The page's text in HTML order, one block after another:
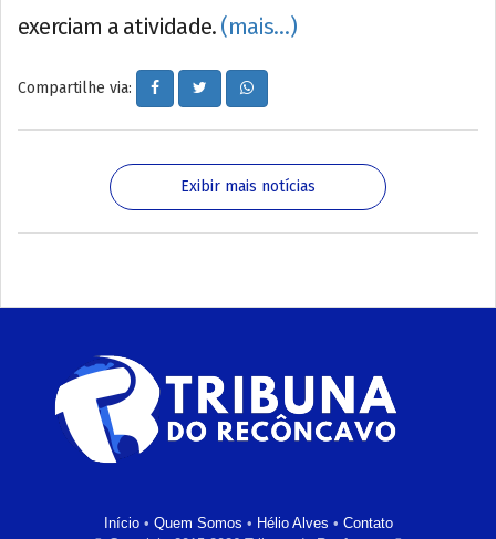
exerciam a atividade. (mais…)
Compartilhe via:
Exibir mais notícias
Início• Quem Somos • Hélio Alves • Contato